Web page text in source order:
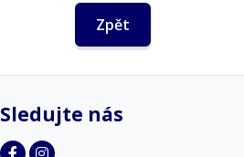
Zpět
Sledujte nás